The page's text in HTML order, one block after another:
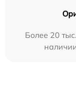
Более 20